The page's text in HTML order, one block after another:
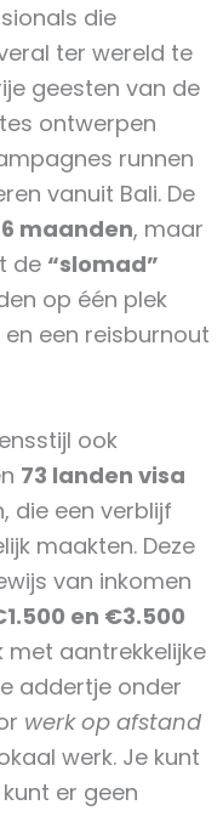
die
ter wereld te
geesten van de
ontwerpen
runnen
vanuit Bali. De
maanden, maar
de “slomad”
op één plek
een reisburnout
ook
73 landen visa
die een verblijf
maakten. Deze
van inkomen
en €3.500
met aantrekkelijke
addertje onder
werk op afstand
werk. Je kunt
er geen